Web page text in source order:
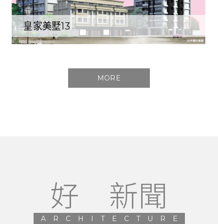
皇家美墅13
MORE
好 新聞
ARCHITECTURE